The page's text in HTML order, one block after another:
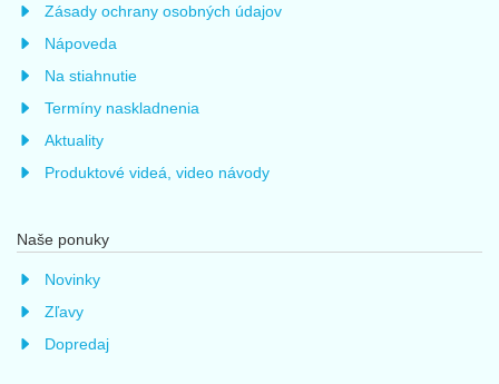
Zásady ochrany osobných údajov
Nápoveda
Na stiahnutie
Termíny naskladnenia
Aktuality
Produktové videá, video návody
Naše ponuky
Novinky
Zľavy
Dopredaj